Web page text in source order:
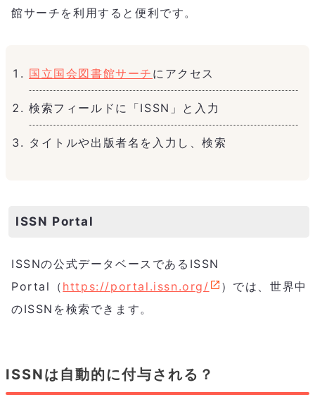
館サーチを利用すると便利です。
国立国会図書館サーチ にアクセス
検索フィールドに「ISSN」と入力
タイトルや出版者名を入力し、検索
ISSN Portal
ISSNの公式データベースであるISSN
Portal（ https://portal.issn.org/
）では、世界中
のISSNを検索できます。
ISSNは自動的に付与される？